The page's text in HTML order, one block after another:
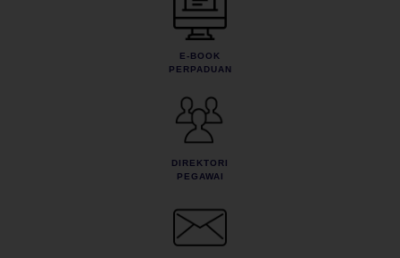
E-BOOK
PERPADUAN
DIREKTORI
PEGAWAI